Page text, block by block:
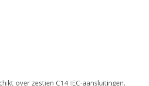
over zestien C14 IEC-aansluitingen.